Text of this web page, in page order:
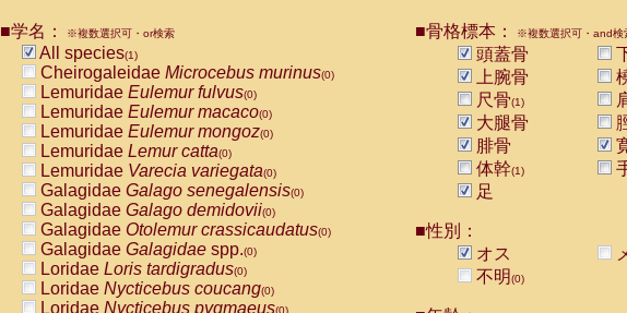
CebidaeCebus nigrivittatus
CebidaeCebus
CebidaeSaimiri boliviensis(0)
CebidaeSaimiri sciureus(0)
AtelidaeAlouatta caraya(0)
AtelidaeAlouatta fusca(0)
AtelidaeAlouatta seniculus
AtelidaeAlouattaspp.(0)
AtelidaeAteles belzebuth(0)
AtelidaeAteles geoffroyi(0)
AtelidaeAteles paniscus(0)
AtelidaeAtelesspp.(0)
Atelidae Lagothrix lagothricha
AtelidaeLagothrix lagothricha cana
PitheciidaeCacajao calvus rubicundus
■学名： ※複数選択可・or検索
All species(1)
Cheirogaleidae Microcebus murinus(0)
Lemuridae Eulemur fulvus(0)
Lemuridae Eulemur macaco(0)
Lemuridae Eulemur mongoz(0)
Lemuridae Lemur catta(0)
Lemuridae Varecia variegata(0)
Galagidae Galago senegalensis(0)
Galagidae Galago demidovii(0)
Galagidae Otolemur crassicaudatus(0)
Galagidae Galagidae spp.(0)
Loridae Loris tardigradus(0)
Loridae Nycticebus coucang(0)
Loridae Nycticebus pygmaeus(0)
■骨格標本： ※複数選択可・and検
頭蓋骨
上腕骨
尺骨(1)
大腿骨
腓骨
体幹(1)
足
■性別：
オス
不明(0)